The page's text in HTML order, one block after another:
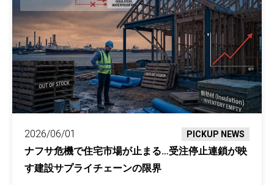
2026/06/01 PICKUP NEWS
ナフサ危機で住宅市場が止まる…受注停止連鎖が映
す建設サプライチェーンの限界